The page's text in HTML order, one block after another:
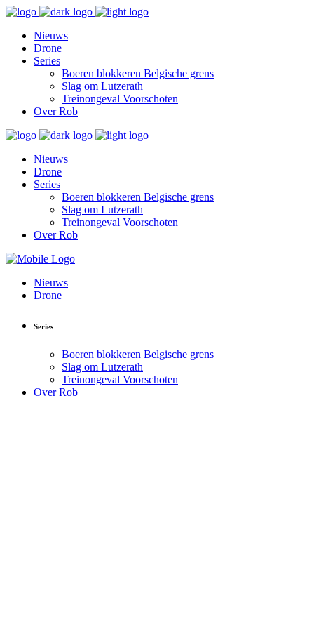
Nieuws
Drone
Series
Boeren blokkeren Belgische grens
Slag om Lutzerath
Treinongeval Voorschoten
Over Rob
Nieuws
Drone
Series
Boeren blokkeren Belgische grens
Slag om Lutzerath
Treinongeval Voorschoten
Over Rob
Nieuws
Drone
Series
Boeren blokkeren Belgische grens
Slag om Lutzerath
Treinongeval Voorschoten
Over Rob